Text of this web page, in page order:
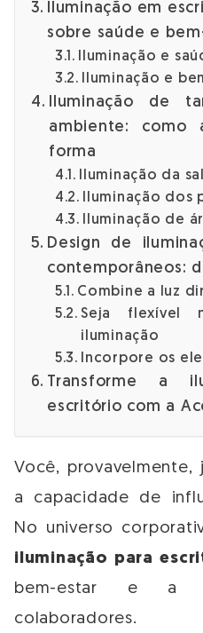
Iluminação em
sobre saúde e
Iluminação e
Iluminação e
Iluminação de
ambiente: como
forma
Iluminação da
Iluminação
Iluminação de
Design de
contemporâneos:
Combine a luz
Seja flexível
iluminação
Incorpore os
Transforme a
escritório com a
Você,
a capacidade de
No universo
iluminação para
bem-estar e a
colaboradores.